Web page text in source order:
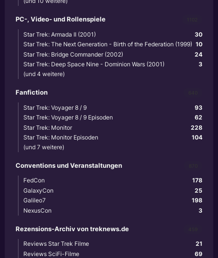
PC-, Video- und Rollenspiele
30
Star Trek: Armada II (2001)
10
Star Trek: The Next Generation - Birth of the Federation (1999)
24
Star Trek: Bridge Commander (2002)
3
Star Trek: Deep Space Nine - Dominion Wars (2001)
(und 4 weitere)
Fanfiction
93
Star Trek: Voyager 8 / 9
62
Star Trek: Voyager 8 / 9 Episoden
228
Star Trek: Monitor
104
Star Trek: Monitor Episoden
(und 7 weitere)
Conventions und Veranstaltungen
178
FedCon
25
GalaxyCon
198
Galileo7
3
NexusCon
Rezensions-Archiv von treknews.de
21
Reviews Star Trek Filme
69
Reviews SciFi-Filme